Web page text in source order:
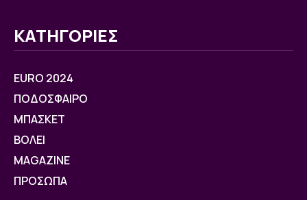
ΚΑΤΗΓΟΡΙΕΣ
EURO 2024
ΠΟΔΟΣΦΑΙΡΟ
ΜΠΑΣΚΕΤ
ΒOΛΕΙ
MAGAZINE
ΠΡΟΣΩΠΑ